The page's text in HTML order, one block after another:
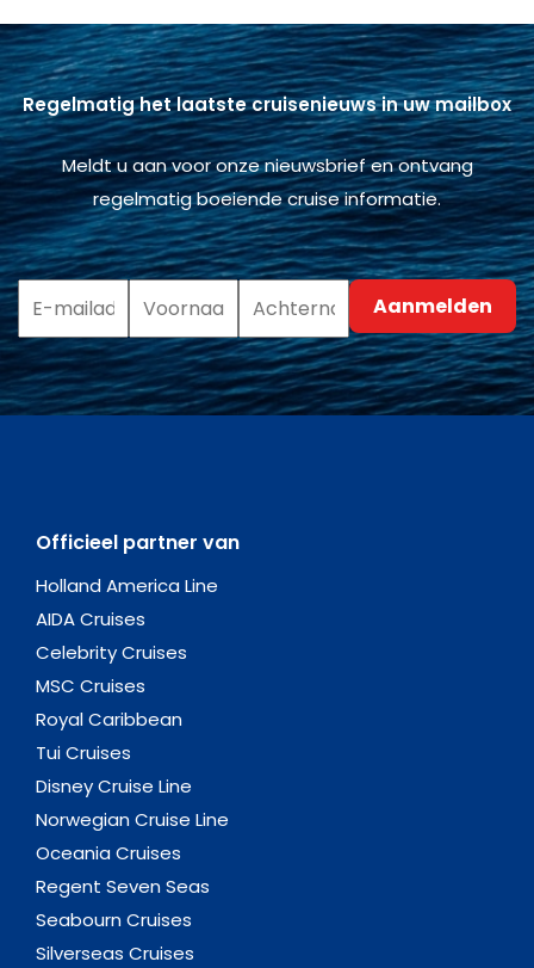
Regelmatig het laatste cruisenieuws in uw mailbox
Meldt u aan voor onze nieuwsbrief en ontvang
regelmatig boeiende cruise informatie.
Officieel partner van
Holland America Line
AIDA Cruises
Celebrity Cruises
MSC Cruises
Royal Caribbean
Tui Cruises
Disney Cruise Line
Norwegian Cruise Line
Oceania Cruises
Regent Seven Seas
Seabourn Cruises
Silverseas Cruises